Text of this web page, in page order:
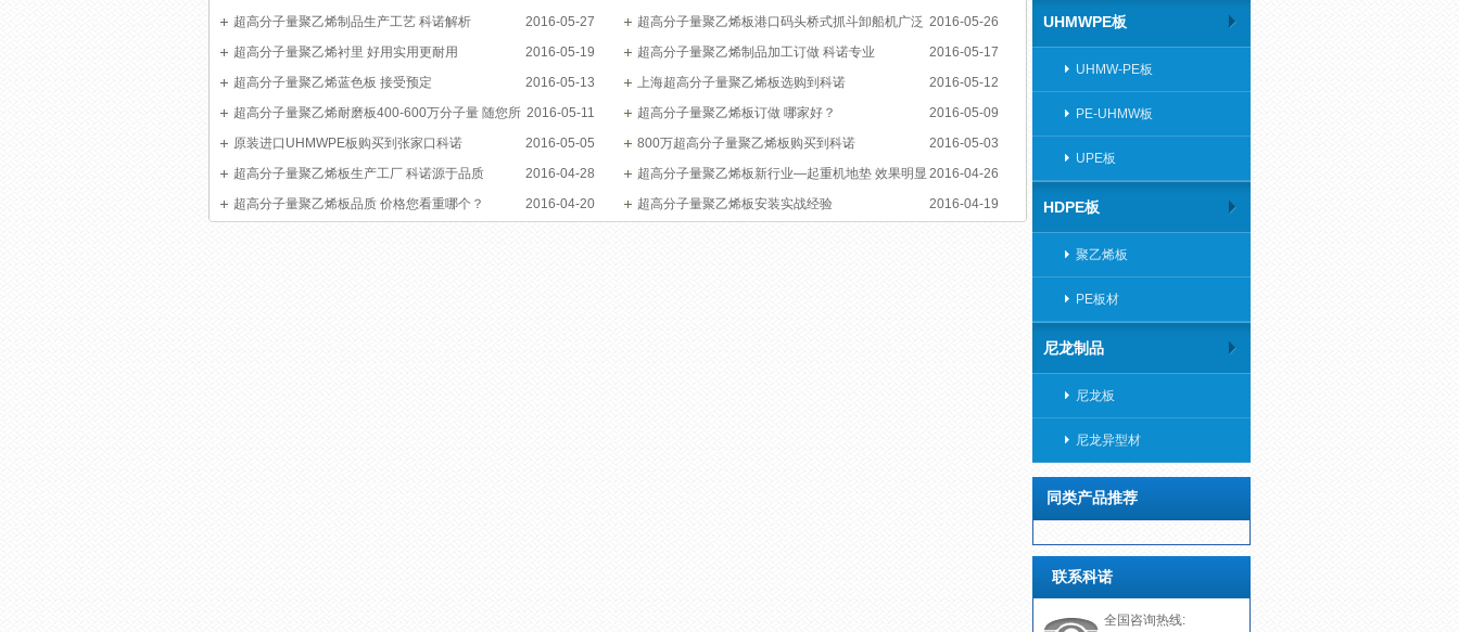
2016-05-27
超高分子量聚乙烯制品生产工艺 科诺解析 2016-05-26
超高分子量聚乙烯板港口码头桥式抓斗卸船机广泛
应用
2016-05-19
超高分子量聚乙烯衬里 好用实用更耐用 2016-05-17
超高分子量聚乙烯制品加工订做 科诺专业
2016-05-13
超高分子量聚乙烯蓝色板 接受预定 2016-05-12
上海超高分子量聚乙烯板选购到科诺
2016-05-11
超高分子量聚乙烯耐磨板400-600万分子量 随您所
选
2016-05-09
超高分子量聚乙烯板订做 哪家好？
2016-05-05
原装进口UHMWPE板购买到张家口科诺 2016-05-03
800万超高分子量聚乙烯板购买到科诺
2016-04-28
超高分子量聚乙烯板生产工厂 科诺源于品质 2016-04-26
超高分子量聚乙烯板新行业—起重机地垫 效果明显
2016-04-20
超高分子量聚乙烯板品质 价格您看重哪个？ 2016-04-19
超高分子量聚乙烯板安装实战经验
UHMWPE板
UHMW-PE板
PE-UHMW板
UPE板
HDPE板
聚乙烯板
PE板材
尼龙制品
尼龙板
尼龙异型材
同类产品推荐
联系科诺
全国咨询热线: